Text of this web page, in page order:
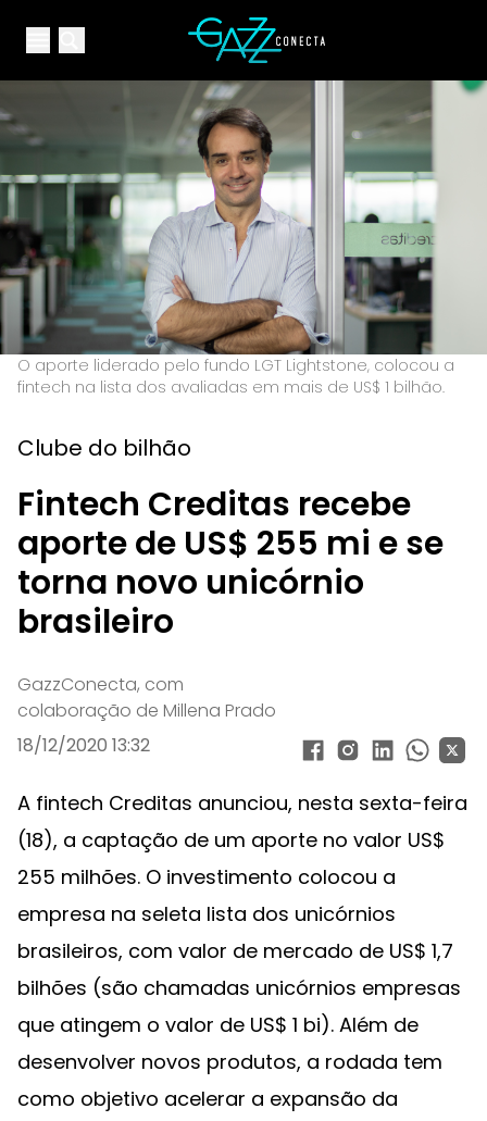
Open main menuYour Company
O aporte liderado pelo fundo LGT Lightstone, colocou a
fintech na lista dos avaliadas em mais de US$ 1 bilhão.
Clube do bilhão
Fintech Creditas recebe
aporte de US$ 255 mi e se
torna novo unicórnio
brasileiro
GazzConecta, com
colaboração de Millena Prado
18/12/2020 13:32
A fintech Creditas anunciou, nesta sexta-feira
(18), a captação de um aporte no valor US$
255 milhões. O investimento colocou a
empresa na seleta lista dos unicórnios
brasileiros, com valor de mercado de US$ 1,7
bilhões (são chamadas unicórnios empresas
que atingem o valor de US$ 1 bi). Além de
desenvolver novos produtos, a rodada tem
como objetivo acelerar a expansão da